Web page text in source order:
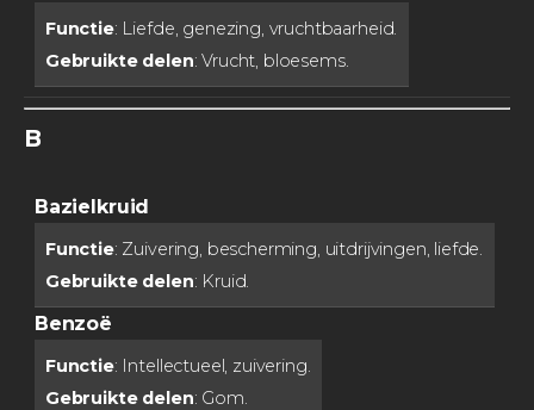
Functie: Liefde, genezing, vruchtbaarheid.
Gebruikte delen: Vrucht, bloesems.
B
Bazielkruid
Functie: Zuivering, bescherming, uitdrijvingen, liefde.
Gebruikte delen: Kruid.
Benzoë
Functie: Intellectueel, zuivering.
Gebruikte delen: Gom.